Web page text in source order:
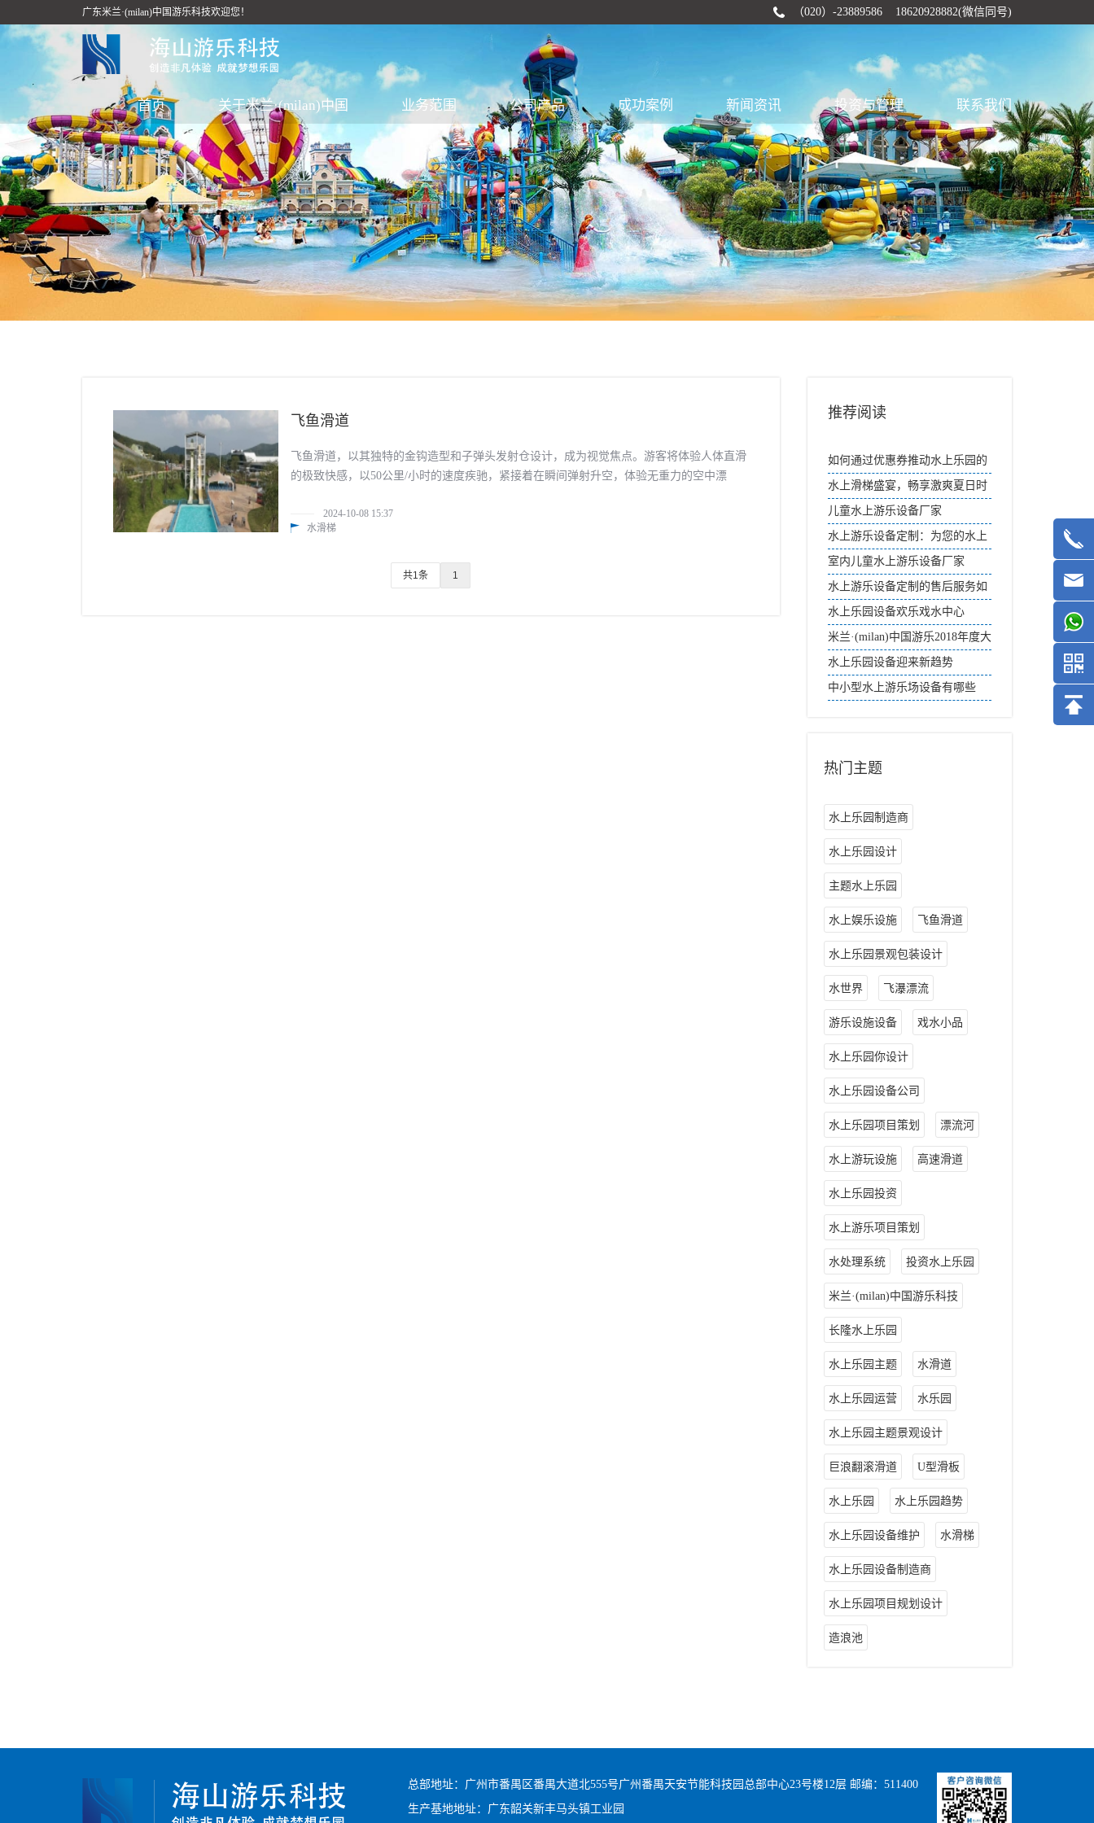
广东米兰·(milan)中国游乐科技欢迎您！ （020）-23889586 18620928882(微信同号)
首页 关于米兰·(milan)中国 业务范围 公司产品 成功案例 新闻资讯 投资与管理 联系我们
飞鱼滑道
飞鱼滑道，以其独特的金钩造型和子弹头发射仓设计，成为视觉焦点。游客将体验人体直滑
的极致快感，以50公里/小时的速度疾驰，紧接着在瞬间弹射升空，体验无重力的空中漂
2024-10-08 15:37
水滑梯
共1条 1
推荐阅读
如何通过优惠券推动水上乐园的
二次消费？
水上滑梯盛宴，畅享激爽夏日时
光
儿童水上游乐设备厂家
水上游乐设备定制：为您的水上
乐园提供最佳体验
室内儿童水上游乐设备厂家
水上游乐设备定制的售后服务如
何保障？
水上乐园设备欢乐戏水中心
米兰·(milan)中国游乐2018年度大
事记
水上乐园设备迎来新趋势
中小型水上游乐场设备有哪些
热门主题
水上乐园制造商
水上乐园设计
主题水上乐园
水上娱乐设施 飞鱼滑道
水上乐园景观包装设计
水世界 飞瀑漂流
游乐设施设备 戏水小品
水上乐园你设计
水上乐园设备公司
水上乐园项目策划 漂流河
水上游玩设施 高速滑道
水上乐园投资
水上游乐项目策划
水处理系统 投资水上乐园
米兰·(milan)中国游乐科技
长隆水上乐园
水上乐园主题 水滑道
水上乐园运营 水乐园
水上乐园主题景观设计
巨浪翻滚滑道 U型滑板
水上乐园 水上乐园趋势
水上乐园设备维护 水滑梯
水上乐园设备制造商
水上乐园项目规划设计
造浪池
总部地址：广州市番禺区番禺大道北555号广州番禺天安节能科技园总部中心23号楼12层 邮编：511400
生产基地地址：广东韶关新丰马头镇工业园